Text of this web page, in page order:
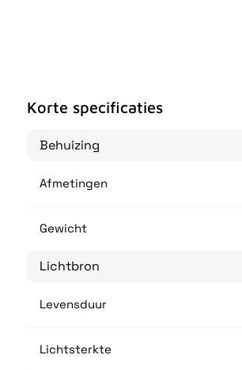
Korte specificaties
Behuizing
Afmetingen
Gewicht
Lichtbron
Levensduur
Lichtsterkte